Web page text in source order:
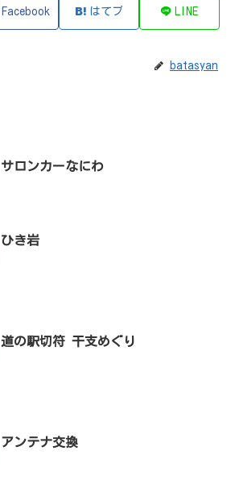
Facebook はてブ LINE
batasyan
サロンカーなにわ
ひき岩
道の駅切符 干支めぐり
アンテナ交換